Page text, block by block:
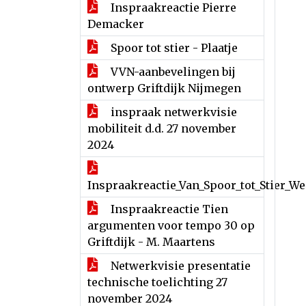
Inspraakreactie Pierre
Demacker
Spoor tot stier - Plaatje
VVN-aanbevelingen bij
ontwerp Griftdijk Nijmegen
inspraak netwerkvisie
mobiliteit d.d. 27 november
2024
Inspraakreactie Tien
argumenten voor tempo 30 op
Griftdijk - M. Maartens
Netwerkvisie presentatie
technische toelichting 27
november 2024